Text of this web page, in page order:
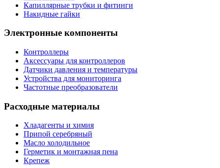
Капиллярные трубки и фитинги
Накидные гайки
Электронные компоненты
Контроллеры
Аксессуары для контроллеров
Датчики давления и температуры
Устройства для мониторинга
Частотные преобразователи
Расходные материалы
Хладагенты и химия
Припой серебряный
Масло холодильное
Герметик и монтажная пена
Крепеж